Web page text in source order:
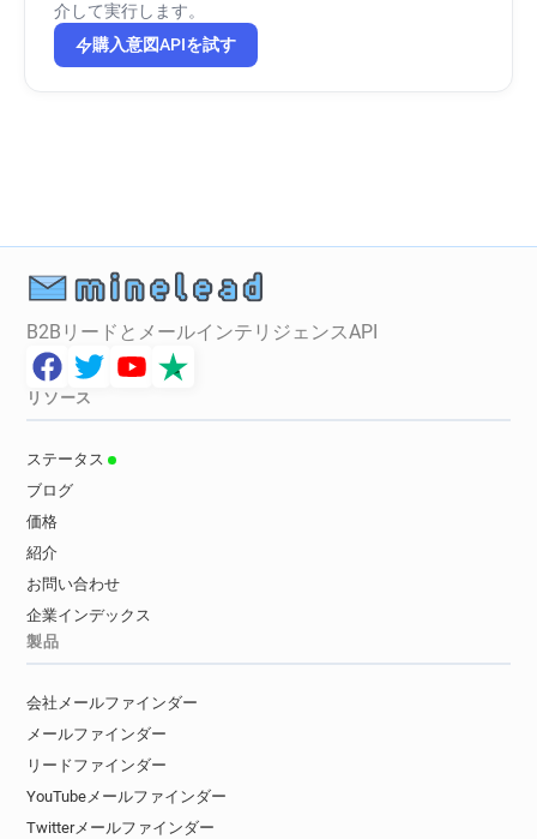
介して実行します。
購入意図APIを試す
B2BリードとメールインテリジェンスAPI
リソース
ステータス
ブログ
価格
紹介
お問い合わせ
企業インデックス
製品
会社メールファインダー
メールファインダー
リードファインダー
YouTubeメールファインダー
Twitterメールファインダー